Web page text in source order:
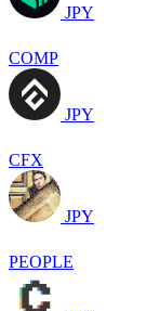
JPY
COMP
JPY
CFX
JPY
PEOPLE